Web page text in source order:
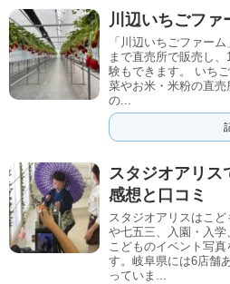
川辺いちごファ
「川辺いちごファー
まで直売所で販売し
験もできます。 いち
菜やお米・米粉の直
の...
スタジオアリス
感想と口コミ
スタジオアリスはこ
や七五三、入園・入
こどものイベント写
す。岐阜県には6店舗
っていま...